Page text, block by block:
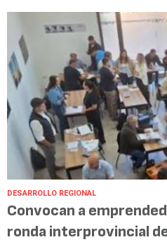
DESARROLLO REGIONAL
Convocan a
ronda interprovincial